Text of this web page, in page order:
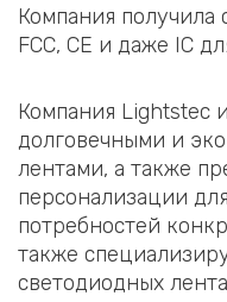
Компания получила
FCC, CE и даже IC
Компания Lightstec
долговечными и
лентами, а также
персонализации
потребностей
также
светодиодных